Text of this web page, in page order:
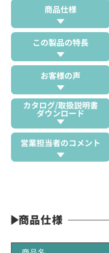
商品仕様
この製品の特長
お客様の声
カタログ/取扱説明書
ダウンロード
営業担当者のコメント
商品仕様